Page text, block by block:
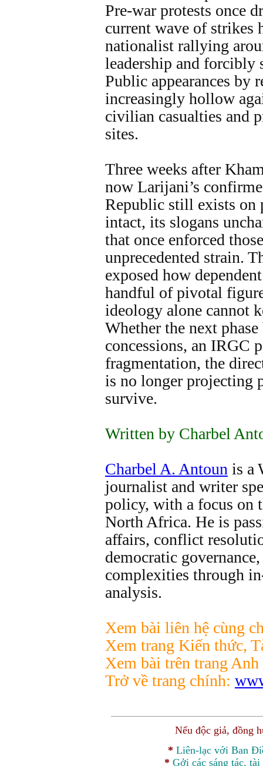
Pre‑war protests once
current wave of strikes
nationalist rallying
leadership and forcibly
Public appearances by
increasingly hollow
civilian casualties and
sites.
Three weeks after
now Larijani’s
Republic still exists
intact, its slogans
that once enforced
unprecedented strain.
exposed how
handful of pivotal
ideology alone cannot
Whether the next
concessions, an IRGC
fragmentation, the
is no longer projecting
survive.
Written by Charbel
Charbel A. Antoun is a
journalist and writer
policy, with a focus on
North Africa. He is
affairs, conflict
democratic
complexities through
analysis.
Xem bài liên hệ cùng
Xem trang Kiến thức,
Xem bài trên trang
Trở về trang chính:
Nếu độc giả, đồng
* Liên-lạc với Ban
* Gởi các sáng tác,